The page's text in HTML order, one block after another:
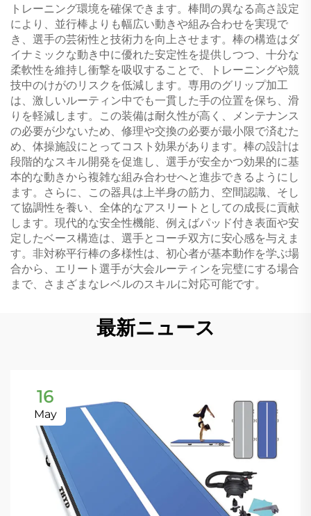
トレーニング環境を確保できます。棒間の異なる高さ設定
により、並行棒よりも幅広い動きや組み合わせを実現で
き、選手の芸術性と技術力を向上させます。棒の構造はダ
イナミックな動き中に優れた安定性を提供しつつ、十分な
柔軟性を維持し衝撃を吸収することで、トレーニングや競
技中のけがのリスクを低減します。専用のグリップ加工
は、激しいルーティン中でも一貫した手の位置を保ち、滑
りを軽減します。この装備は耐久性が高く、メンテナンス
の必要が少ないため、修理や交換の必要が最小限で済むた
め、体操施設にとってコスト効果があります。棒の設計は
段階的なスキル開発を促進し、選手が安全かつ効果的に基
本的な動きから複雑な組み合わせへと進歩できるようにし
ます。さらに、この器具は上半身の筋力、空間認識、そし
て協調性を養い、全体的なアスリートとしての成長に貢献
します。現代的な安全性機能、例えばパッド付き表面や安
定したベース構造は、選手とコーチ双方に安心感を与えま
す。非対称平行棒の多様性は、初心者が基本動作を学ぶ場
合から、エリート選手が大会ルーティンを完璧にする場合
まで、さまざまなレベルのスキルに対応可能です。
最新ニュース
16
May